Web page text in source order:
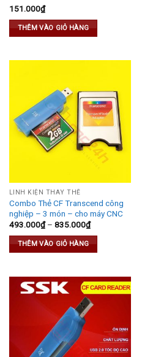
151.000₫
THÊM VÀO GIỎ HÀNG
LINH KIỆN THAY THẾ
Combo Thẻ CF Transcend công
nghiệp – 3 món – cho máy CNC
493.000₫– 835.000₫
THÊM VÀO GIỎ HÀNG